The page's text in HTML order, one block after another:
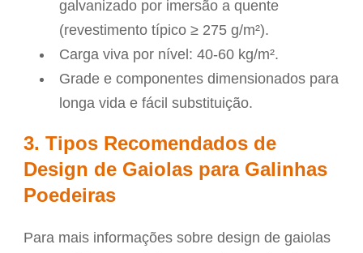
galvanizado por imersão a quente
(revestimento típico ≥ 275 g/m²).
Carga viva por nível: 40-60 kg/m².
Grade e componentes dimensionados para
longa vida e fácil substituição.
3. Tipos Recomendados de
Design de Gaiolas para Galinhas
Poedeiras
Para mais informações sobre design de gaiolas